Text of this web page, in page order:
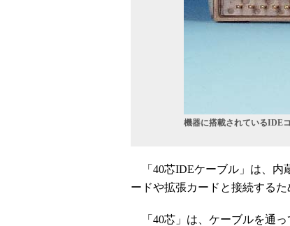
機器に搭載されているIDE
「40芯IDEケーブル」は、内
ードや拡張カードと接続するた
「40芯」は、ケーブルを通っ